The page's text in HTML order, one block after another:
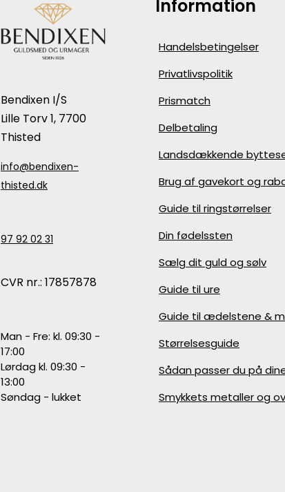
Bendixen I/S
Lille Torv 1, 7700
Thisted
info@bendixen-
thisted.dk
97 92 02 31
CVR nr.: 17857878
Man - Fre: kl. 09:30 -
17:00
Lørdag kl. 09:30 -
13:00
Søndag - lukket
Information
Handelsbetingelser
Privatlivspolitik
Prismatch
Delbetaling
Landsdækkende
Brug af gavekort og
Guide til ringstørrelser
Din fødelssten
Sælg dit guld og sølv
Guide til ure
Guide til ædelstene &
Størrelsesguide
Sådan passer du på
Smykkets metaller og